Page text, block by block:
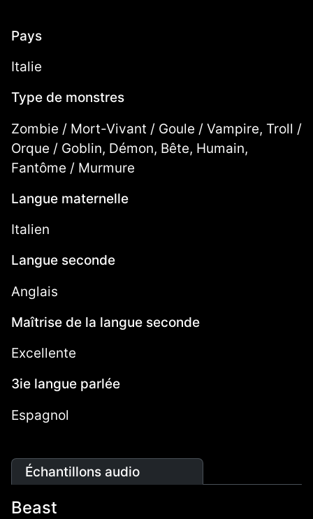
Pays
Italie
Type de monstres
Zombie / Mort-Vivant / Goule / Vampire, Troll /
Orque / Goblin, Démon, Bête, Humain,
Fantôme / Murmure
Langue maternelle
Italien
Langue seconde
Anglais
Maîtrise de la langue seconde
Excellente
3ie langue parlée
Espagnol
Échantillons audio
Beast